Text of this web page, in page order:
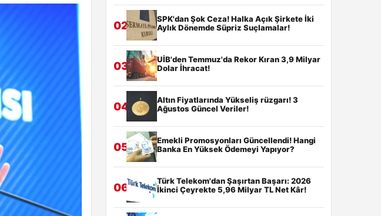
02
SPK'dan Şok Ceza! Halka Açık Şirkete İki
Aylık Dönemde Süpriz Suçlamalar!
03
UİB'den Temmuz'da Rekor Kıran 3,9 Milyar
Dolar İhracat!
04
Altın Fiyatlarında Yükseliş rüzgarı! 3
Ağustos Güncel Veriler!
05
Emekli Promosyonları Güncellendi! Hangi
Banka En Yüksek Ödemeyi Yapıyor?
06
Türk Telekom'dan Şaşırtan Başarı: 2026
İkinci Çeyrekte 5,96 Milyar TL Net Kâr!